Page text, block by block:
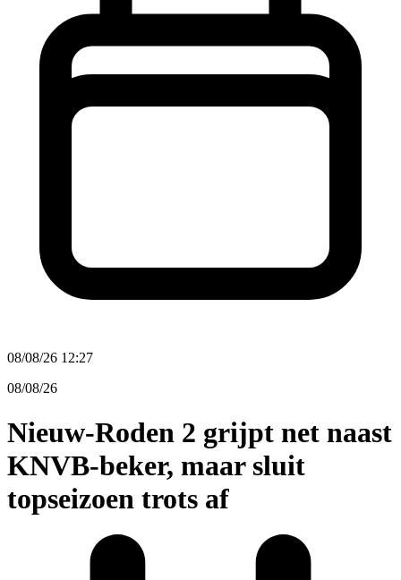
08/08/26 12:27
08/08/26
Nieuw-Roden 2 grijpt net naast
KNVB-beker, maar sluit
topseizoen trots af